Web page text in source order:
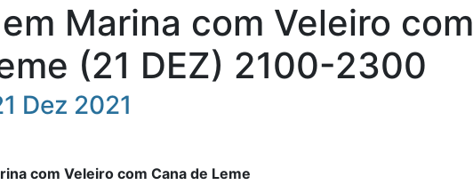
Marina com Veleiro com
(21 DEZ) 2100-2300
Dez 2021
com Veleiro com Cana de Leme